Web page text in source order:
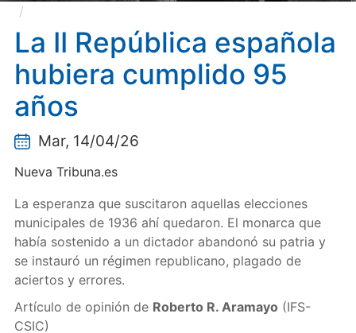
La II República española
hubiera cumplido 95
años
Mar, 14/04/26
Nueva Tribuna.es
La esperanza que suscitaron aquellas elecciones
municipales de 1936 ahí quedaron. El monarca que
había sostenido a un dictador abandonó su patria y
se instauró un régimen republicano, plagado de
aciertos y errores.
Artículo de opinión de Roberto R. Aramayo (IFS-
CSIC)